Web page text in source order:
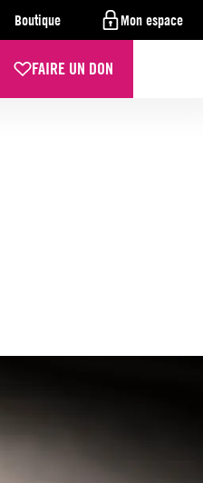
Boutique Mon espace
FAIRE UN DON